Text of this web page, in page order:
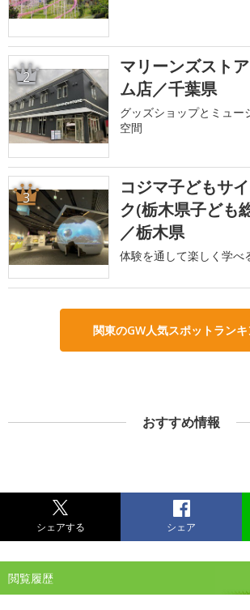
2
マリーンズスト
ム店／千葉県
グッズショップとミュー
空間
3
コジマ子どもサ
ク(栃木県子ども
／栃木県
体験を通して楽しく学べ
関東のGW人気スポットラン
おすすめ情報
シェアする シェア
閲覧履歴